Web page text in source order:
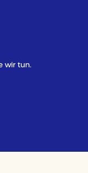
wir tun.